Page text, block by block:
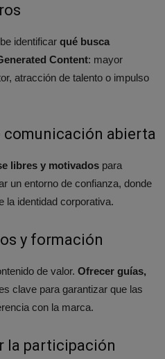
identificar qué busca
Content: mayor
atracción de talento o impulso
comunicación abierta
libres y motivados para
un entorno de confianza, donde
la identidad corporativa.
y formación
de valor. Ofrecer guías,
clave para garantizar que las
con la marca.
la participación